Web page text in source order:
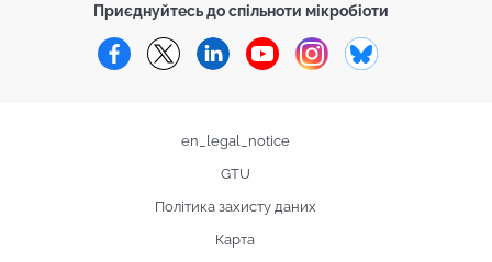
Приєднуйтесь до спільноти мікробіоти
Facebook
Twitter LinkedInYouTubeInstagram
en_legal_notice
GTU
Політика захисту даних
Карта